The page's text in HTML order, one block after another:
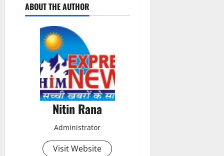
o
ABOUT THE AUTHOR
Nitin Rana
Administrator
Visit Website